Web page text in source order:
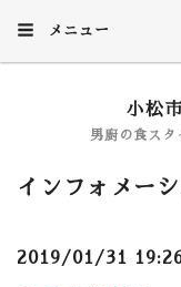
メニュー
小松
男廚の食スタ
インフォメー
2019/01/31